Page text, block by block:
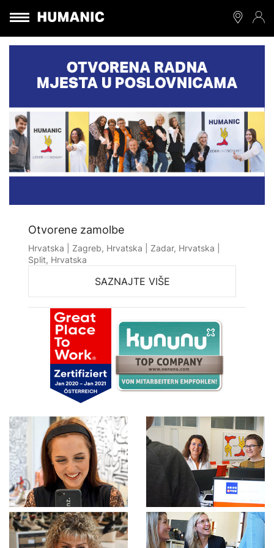
Otvorene zamolbe
Hrvatska | Zagreb, Hrvatska | Zadar, Hrvatska |
Split, Hrvatska
SAZNAJTE VIŠE